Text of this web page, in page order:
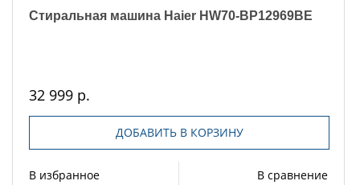
Стиральная машина Haier HW70-BP12969BE
32 999 р.
ДОБАВИТЬ В КОРЗИНУ
В избранное В сравнение